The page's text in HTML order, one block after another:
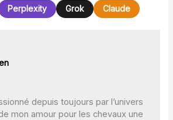
Perplexity Grok Claude
depuis toujours par l’univers
mon amour pour les chevaux une